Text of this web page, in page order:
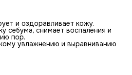
и оздоравливает кожу.
себума, снимает воспаления и
пор.
увлажнению и выравниванию